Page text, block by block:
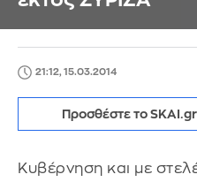
21:12, 15.03.2014
Προσθέστε το
Κυβέρνηση και με